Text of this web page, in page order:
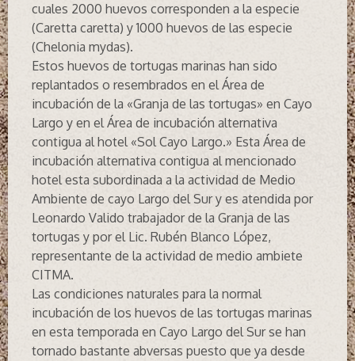
cuales 2000 huevos corresponden a la especie
(Caretta caretta) y 1000 huevos de las especie
(Chelonia mydas).
Estos huevos de tortugas marinas han sido
replantados o resembrados en el Área de
incubación de la «Granja de las tortugas» en Cayo
Largo y en el Área de incubación alternativa
contigua al hotel «Sol Cayo Largo.» Esta Área de
incubación alternativa contigua al mencionado
hotel esta subordinada a la actividad de Medio
Ambiente de cayo Largo del Sur y es atendida por
Leonardo Valido trabajador de la Granja de las
tortugas y por el Lic. Rubén Blanco López,
representante de la actividad de medio ambiete
CITMA.
Las condiciones naturales para la normal
incubación de los huevos de las tortugas marinas
en esta temporada en Cayo Largo del Sur se han
tornado bastante abversas puesto que ya desde